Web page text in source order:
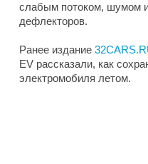
слабым потоком, шумом
дефлекторов.
Ранее издание
EV рассказали, как
электромобиля летом.